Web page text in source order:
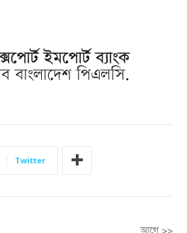
Twitter
আগে >>